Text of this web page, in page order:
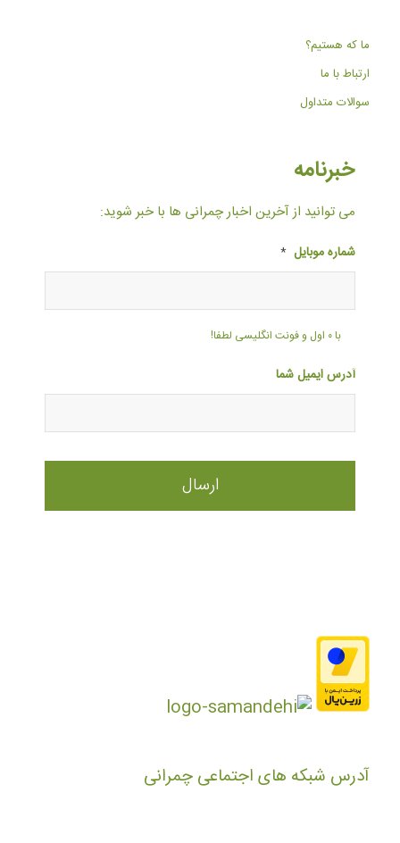
ما که هستیم؟
ارتباط با ما
سوالات متداول
خبرنامه
می توانید از آخرین اخبار چمرانی ها با خبر شوید:
شماره موبایل *
با ۰ اول و فونت انگلیسی لطفا!
آدرس ایمیل شما
آدرس شبکه های اجتماعی چمرانی